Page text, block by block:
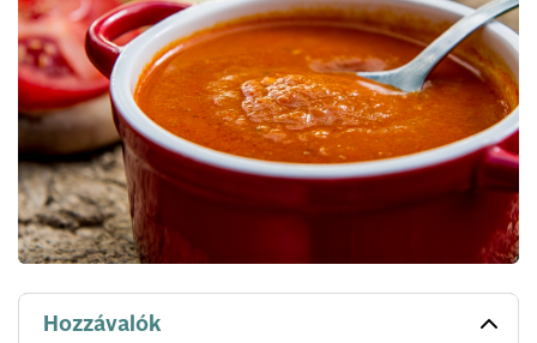
Hozzávalók